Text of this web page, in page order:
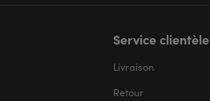
Service clientèle
Livraison
Retour